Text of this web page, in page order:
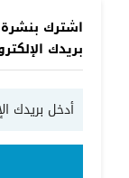
اشترك بنشرة
بريدك